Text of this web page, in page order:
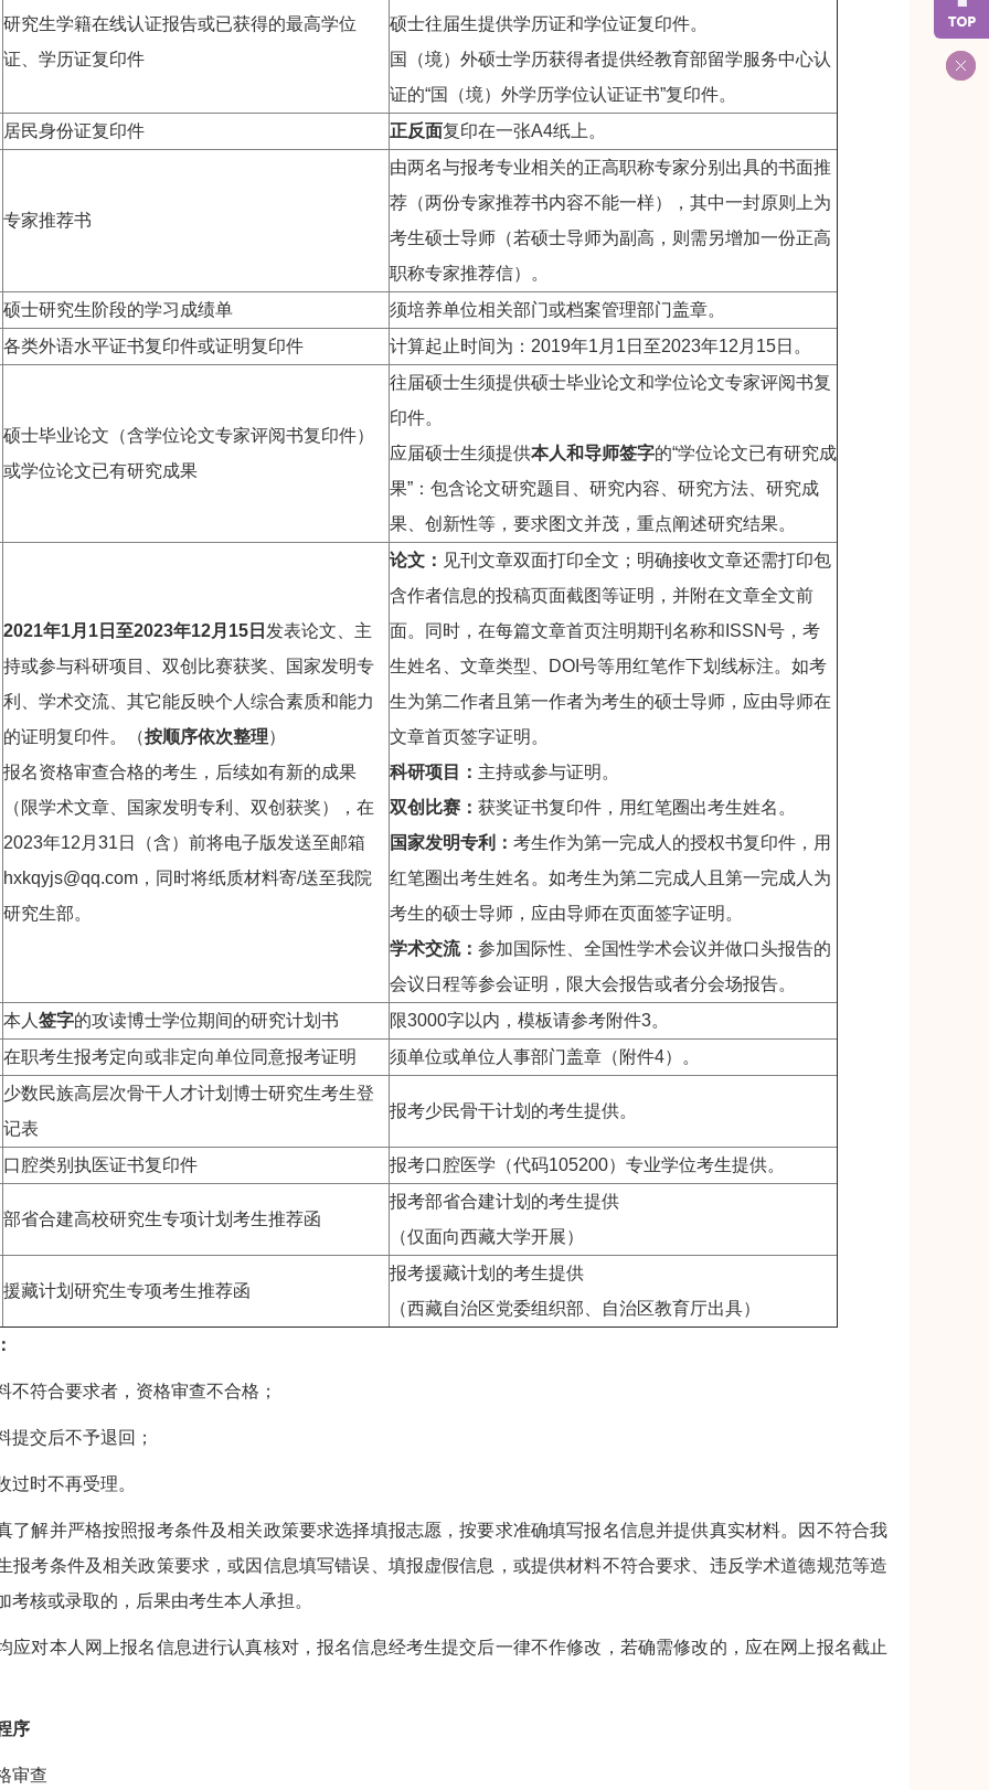
研究生学籍在线认证报告或已获得的最高学位
证、学历证复印件
硕士往届生提供学历证和学位证复印件。
国（境）外硕士学历获得者提供经教育部留学服务中心认
证的“国（境）外学历学位认证证书”复印件。
居民身份证复印件 正反面复印在一张A4纸上。
专家推荐书
由两名与报考专业相关的正高职称专家分别出具的书面推
荐（两份专家推荐书内容不能一样），其中一封原则上为
考生硕士导师（若硕士导师为副高，则需另增加一份正高
职称专家推荐信）。
硕士研究生阶段的学习成绩单
须培养单位相关部门或档案管理部门盖章。
各类外语水平证书复印件或证明复印件 计算起止时间为：2019年1月1日至2023年12月15日。
硕士毕业论文（含学位论文专家评阅书复印件）
或学位论文已有研究成果
往届硕士生须提供硕士毕业论文和学位论文专家评阅书复
印件。
应届硕士生须提供本人和导师签字的“学位论文已有研究成
果”：包含论文研究题目、研究内容、研究方法、研究成
果、创新性等，要求图文并茂，重点阐述研究结果。
2021年1月1日至2023年12月15日 发表论文、主
持或参与科研项目、双创比赛获奖、国家发明专
利、学术交流、其它能反映个人综合素质和能力
的证明复印件。（按顺序依次整理）
报名资格审查合格的考生，后续如有新的成果
（限学术文章、国家发明专利、双创获奖），在
2023年12月31日（含）前将电子版发送至邮箱
hxkqyjs@qq.com，同时将纸质材料寄/送至我院
研究生部。
论文： 见刊文章双面打印全文；明确接收文章还需打印包
含作者信息的投稿页面截图等证明，并附在文章全文前
面。同时，在每篇文章首页注明期刊名称和ISSN号，考
生姓名、文章类型、DOI号等用红笔作下划线标注。如考
生为第二作者且第一作者为考生的硕士导师，应由导师在
文章首页签字证明。
科研项目： 主持或参与证明。
双创比赛： 获奖证书复印件，用红笔圈出考生姓名。
国家发明专利： 考生作为第一完成人的授权书复印件，用
红笔圈出考生姓名。如考生为第二完成人且第一完成人为
考生的硕士导师，应由导师在页面签字证明。
学术交流： 参加国际性、全国性学术会议并做口头报告的
会议日程等参会证明，限大会报告或者分会场报告。
本人 签字的攻读博士学位期间的研究计划书
限3000字以内，模板请参考附件3。
在职考生报考定向或非定向单位同意报考证明 须单位或单位人事部门盖章（附件4）。
少数民族高层次骨干人才计划博士研究生考生登
记表
报考少民骨干计划的考生提供。
口腔类别执医证书复印件 报考口腔医学（代码105200）专业学位考生提供。
部省合建高校研究生专项计划考生推荐函
报考部省合建计划的考生提供
（仅面向西藏大学开展）
援藏计划研究生专项考生推荐函
报考援藏计划的考生提供
（西藏自治区党委组织部、自治区教育厅出具）
合要求者，资格审查不合格；
交后不予退回；
时不再受理。
解并严格按照报考条件及相关政策要求选择填报志愿，按要求准确填写报名信息并提供真实材料。因不符合我
报考条件及相关政策要求，或因信息填写错误、填报虚假信息，或提供材料不符合要求、违反学术道德规范等造
考核或录取的，后果由考生本人承担。
对本人网上报名信息进行认真核对，报名信息经考生提交后一律不作修改，若确需修改的，应在网上报名截止
序
审查